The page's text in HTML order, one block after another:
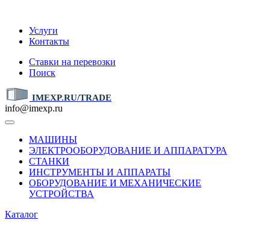
Услуги
Контакты
Ставки на перевозки
Поиск
IMEXP.RU/TRADE
info@imexp.ru
МАШИНЫ
ЭЛЕКТРООБОРУДОВАНИЕ И АППАРАТУРА
СТАНКИ
ИНСТРУМЕНТЫ И АППАРАТЫ
ОБОРУДОВАНИЕ И МЕХАНИЧЕСКИЕ
УСТРОЙСТВА
Каталог